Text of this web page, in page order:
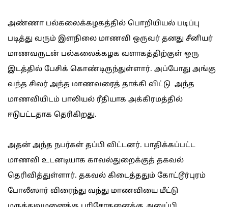
அண்ணா பல்கலைக்கழகத்தில் பொறியியல் படிப்பு
படித்து வரும் இளநிலை மாணவி ஒருவர் தனது சீனியர்
மாணவருடன் பல்கலைக்கழக வளாகத்திற்குள் ஒரு
இடத்தில் பேசிக் கொண்டிருந்துள்ளார். அப்போது அங்கு
வந்த சிலர் அந்த மாணவரைத் தாக்கி விட்டு அந்த
மாணவியிடம் பாலியல் ரீதியாக அக்கிரமத்தில்
ஈடுபட்டதாக தெரிகிறது.
அதன் அந்த நபர்கள் தப்பி விட்டனர். பாதிக்கப்பட்ட
மாணவி உடனடியாக காவல்துறைக்குத் தகவல்
தெரிவித்துள்ளார். தகவல் கிடைத்ததும் கோட்டூர்புரம்
போலீஸார் விரைந்து வந்து மாணவியை மீட்டு